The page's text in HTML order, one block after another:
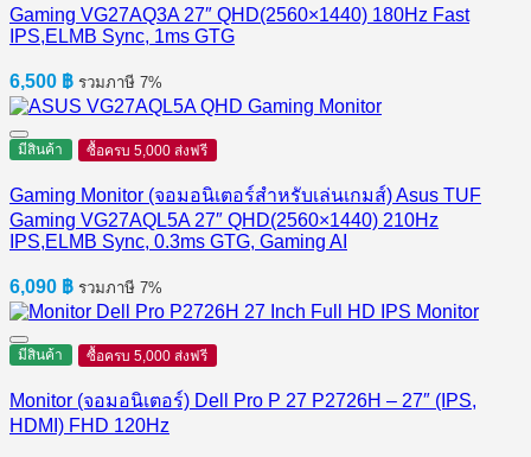
Gaming VG27AQ3A 27″ QHD(2560×1440) 180Hz Fast
IPS,ELMB Sync, 1ms GTG
6,500 ฿ รวมภาษี 7%
มีสินค้า ซื้อครบ 5,000 ส่งฟรี
Gaming Monitor (จอมอนิเตอร์สำหรับเล่นเกมส์) Asus TUF
Gaming VG27AQL5A 27″ QHD(2560×1440) 210Hz
IPS,ELMB Sync, 0.3ms GTG, Gaming AI
6,090 ฿ รวมภาษี 7%
มีสินค้า ซื้อครบ 5,000 ส่งฟรี
Monitor (จอมอนิเตอร์) Dell Pro P 27 P2726H​ – 27″ (IPS,
HDMI) FHD 120Hz